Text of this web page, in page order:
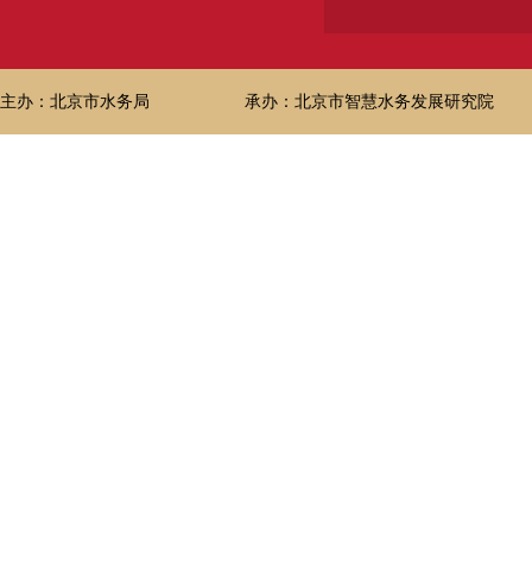
主办：北京市水务局 承办：北京市智慧水务发展研究院